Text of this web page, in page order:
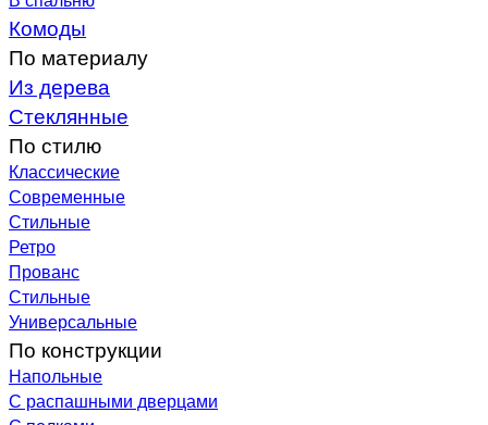
Комоды
По материалу
Из дерева
Стеклянные
По стилю
Классические
Современные
Стильные
Ретро
Прованс
Стильные
Универсальные
По конструкции
Напольные
С распашными дверцами